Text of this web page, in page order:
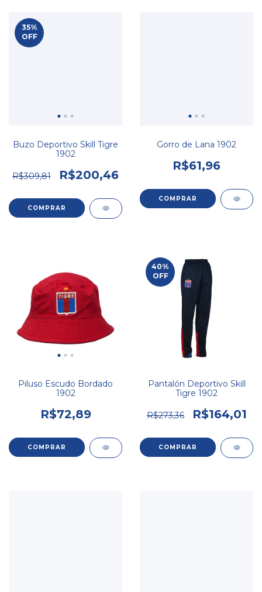
35%
OFF
Buzo Deportivo Skill Tigre
1902
R$309,81 R$200,46
COMPRAR
Gorro de Lana 1902
R$61,96
Piluso Escudo Bordado
1902
R$72,89
40%
OFF
Pantalón Deportivo Skill
Tigre 1902
R$273,36 R$164,01
COMPRAR